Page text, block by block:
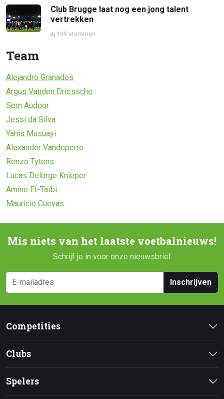
Club Brugge laat nog een jong talent
vertrekken
199 stemmen
Team
Alejandro Granados
Argus Vanden Driessche
Sem Audoor
Jessi da Silva
Yanis Musuayi
Alexander Vandeperre
Renzo Tytens
Lucas Delorge Knieper
Amine Et-Taïbi
Mauricio Cuevas
Mis niets van het laatste voetbalnieuws!
Schrijf je in voor onze nieuwsbrief
Inschrijven
Competities
Clubs
Spelers